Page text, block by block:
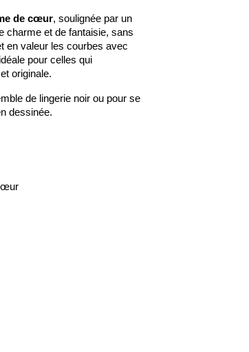
de cœur, soulignée par un
charme et de fantaisie, sans
en valeur les courbes avec
pour celles qui
originale.
de lingerie noir ou pour se
dessinée.